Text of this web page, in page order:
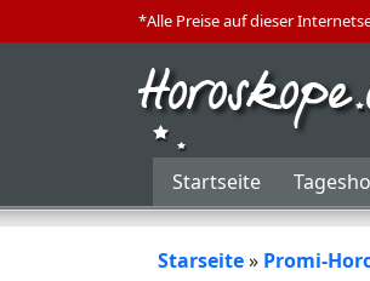
*Alle Preise auf dieser
Startseite
Starseite» Promi-